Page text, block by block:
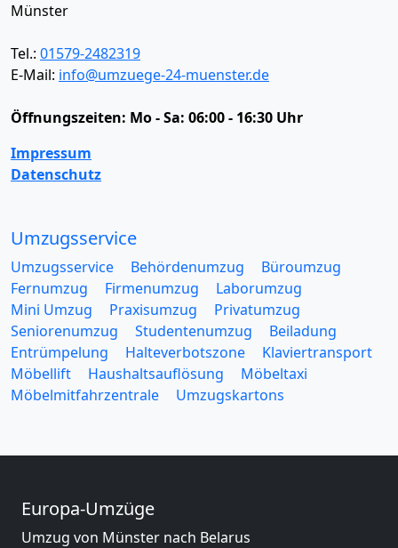
Münster
Tel.: 01579-2482319
E-Mail: info@umzuege-24-muenster.de
Öffnungszeiten: Mo - Sa: 06:00 - 16:30 Uhr
Impressum
Datenschutz
Umzugsservice
Umzugsservice Behördenumzug
Büroumzug
Fernumzug
Firmenumzug
Laborumzug
Mini Umzug
Praxisumzug
Privatumzug
Seniorenumzug
Studentenumzug
Beiladung
Entrümpelung
Halteverbotszone
Klaviertransport
Möbellift
Haushaltsauflösung
Möbeltaxi
Möbelmitfahrzentrale
Umzugskartons
Europa-Umzüge
Umzug von Münster nach Belarus